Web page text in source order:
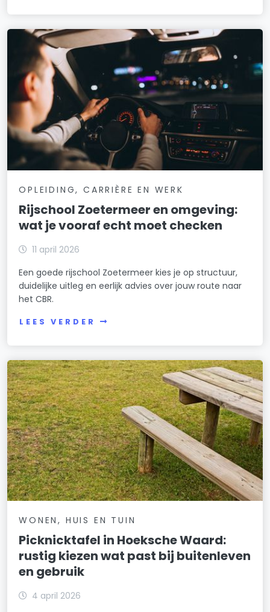
OPLEIDING, CARRIÈRE EN WERK
Rijschool Zoetermeer en omgeving:
wat je vooraf echt moet checken
11 april 2026
Een goede rijschool Zoetermeer kies je op structuur,
duidelijke uitleg en eerlijk advies over jouw route naar
het CBR.
LEES VERDER
WONEN, HUIS EN TUIN
Picknicktafel in Hoeksche Waard:
rustig kiezen wat past bij buitenleven
en gebruik
4 april 2026